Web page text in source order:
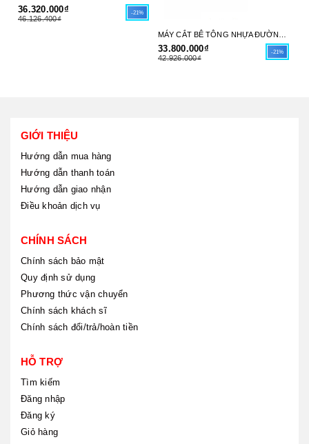
36.320.000₫
46.126.400₫
-21%
33.800.000₫
42.926.000₫
-21%
GIỚI THIỆU
Hướng dẫn mua hàng
Hướng dẫn thanh toán
Hướng dẫn giao nhận
Điều khoản dịch vụ
CHÍNH SÁCH
Chính sách bảo mật
Quy định sử dụng
Phương thức vận chuyển
Chính sách khách sĩ
Chính sách đổi/trả/hoàn tiền
HỖ TRỢ
Tìm kiếm
Đăng nhập
Đăng ký
Giỏ hàng